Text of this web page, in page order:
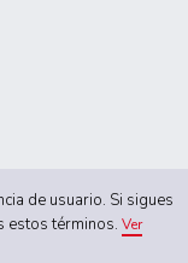
de usuario. Si sigues
estos términos.Ver